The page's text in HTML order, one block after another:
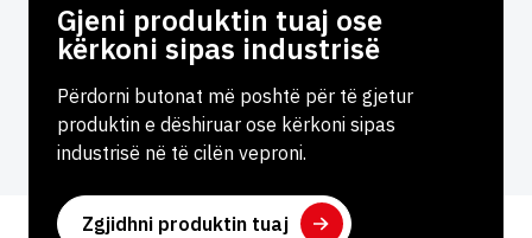
Gjeni produktin tuaj ose
kërkoni sipas industrisë
Përdorni butonat më poshtë për të gjetur
produktin e dëshiruar ose kërkoni sipas
industrisë në të cilën veproni.
Zgjidhni produktin tuaj